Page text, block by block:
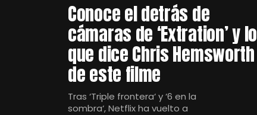
Conoce el detrás de
cámaras de ‘Extration’ y lo
que dice Chris Hemsworth
de este filme
Tras ‘Triple frontera‘ y ‘6 en la
sombra‘, Netflix ha vuelto a